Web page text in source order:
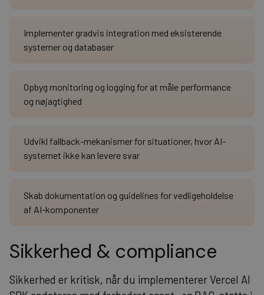
Implementer gradvis integration med eksisterende
systemer og databaser
Opbyg monitoring og logging for at måle performance
og nøjagtighed
Udvikl fallback-mekanismer for situationer, hvor AI-
systemet ikke kan levere svar
Skab dokumentation og guidelines for vedligeholdelse
af AI-komponenter
Sikkerhed & compliance
Sikkerhed er kritisk, når du implementerer Vercel AI